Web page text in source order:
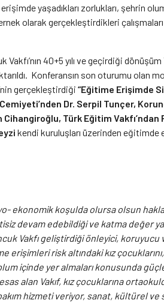
yaşadıkları zorlukları, şehrin
olarak gerçekleştirdikleri çalışmaları
40+5 yılı ve geçirdiği dönüşüm
Konferansın son oturumu olan
gerçekleştirdiği “Eğitime Erişimde
Dr. Serpil Tunçer,
Türk Eğitim Vakfı’ndan
kendi kuruluşları üzerinden eğitimde
ekonomik koşulda olursa olsun
devam edebildiği ve katma değer
Vakfı geliştirdiği önleyici,
erişimleri risk altındaki kız
içinde yer almaları konusunda
alan Vakıf, kız çocuklarına
hizmeti veriyor, sanat, kültürel